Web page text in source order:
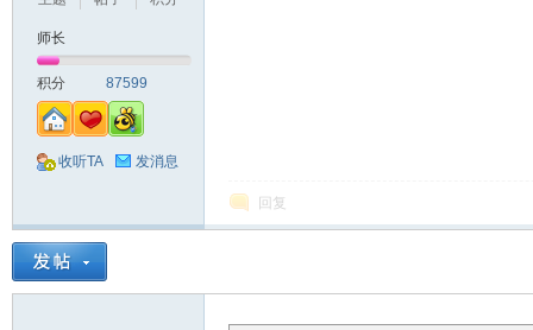
师长
积分 87599
收听TA 发消息
回复